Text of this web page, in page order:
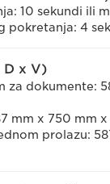
10 sekundi ili
pokretanja: 4
D x V)
za dokumente:
mm x 750 mm
prolazu: